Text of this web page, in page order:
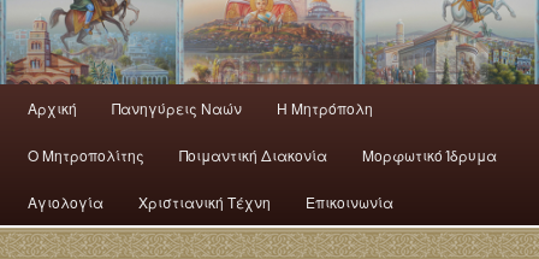
Αρχική Πανηγύρεις Ναών H Mητρόπολη
Ο Mητροπολίτης Ποιμαντική Διακονία Μορφωτικό Ίδρυμα
Αγιολογία Χριστιανική Τέχνη Επικοινωνία